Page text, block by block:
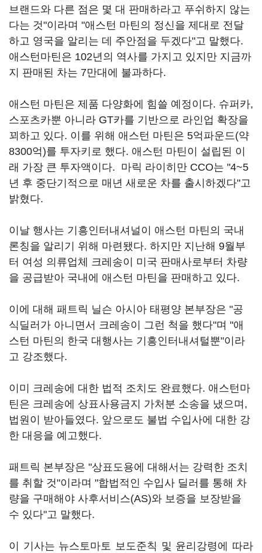
브랜드와 다른 점은 몇 대 판매하라고 푸쉬하지 않는
다는 것"이라며 "애스턴 마틴의 정신을 제대로 전달
하고 영국을 알리는 데 주안점을 두겠다"고 말했다.
애스턴마틴은 102년의 역사를 가지고 있지만 지금까
지 판매된 차는 7만대에 불과하다.
애스턴 마틴은 제품 다양화에 힘쓸 예정이다. 슈퍼카,
스포츠카뿐 아니라 GT카를 기반으로 라인업 확장을
꾀하고 있다. 이를 위해 애스턴 마틴은 5억파운드(약
8300억)를 투자키로 했다. 애스턴 마틴이 설립된 이
래 가장 큰 투자액이다. 마릭 라이히만 CCO는 "4~5
년 후 중단기적으로 매년 새로운 차를 출시하겠다"고
밝혔다.
이날 행사는 기흥인터내셔널이 애스턴 마틴의 국내
론칭을 알리기 위해 마련됐다. 하지만 지난해 9월부
터 여성 의류업체 크레송이 미국 판매사로부터 차량
을 공급받아 국내에 애스턴 마틴을 판매하고 있다.
이에 대해 패트릭 닐슨 아시아 태평양 본부장은 "공
식딜러가 아니면서 크레송이 그런 척을 했다"며 "애
스턴 마틴의 한국 대행사는 기흥인터내셔털뿐"이라
고 강조했다.
이미 크레송에 대한 법적 조치도 완료했다. 애스턴마
틴은 크레송에 상표사용금지 가처분 소송을 냈으며,
법원이 받아들였다. 앞으로도 불법 수입사에 대한 강
한 대응을 예고했다.
패트릭 본부장은 "상표도용에 대해서는 강력한 조치
를 취할 것"이라며 "합법적인 수입사 딜러를 통해 차
량을 구매해야 사후서비스(AS)와 보증을 보장받을
수 있다"고 말했다.
이 기사는 뉴스토마토 보도준칙 및 윤리강령에 따라